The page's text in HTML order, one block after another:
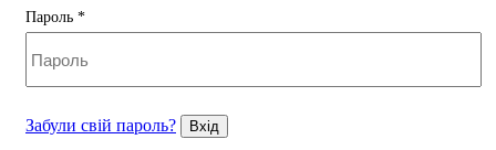
Пароль *
Забули свій пароль? Вхід